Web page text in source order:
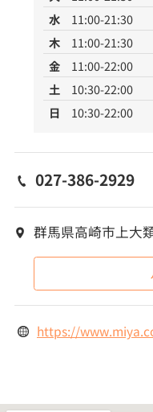
水
11:00-21:30
木
11:00-21:30
金
11:00-22:00
土
10:30-22:00
日
10:30-22:00
027-386-2929
群馬県高崎市上大
https://